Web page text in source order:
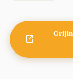
open_in_new